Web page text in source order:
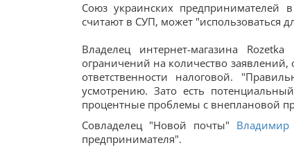
Союз украинских предпринимателей
считают в СУП, может "использоваться
Владелец интернет-магазина
ограничений на количество
ответственности налоговой.
усмотрению. Зато есть
процентные проблемы с внеплановой
Совладелец "Новой почты"
предпринимателя".